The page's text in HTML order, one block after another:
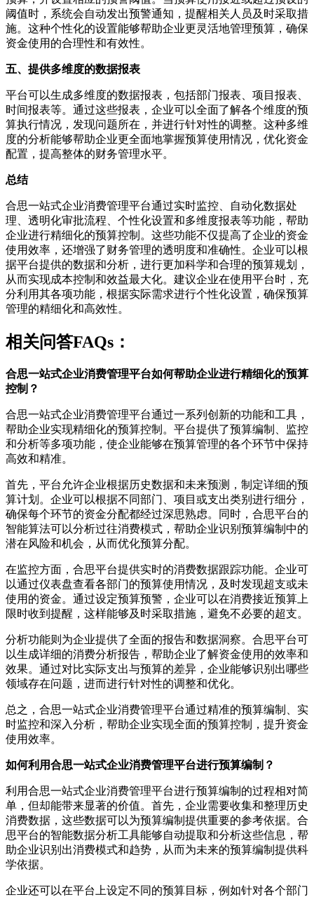
阈值时，系统会自动发出预警通知，提醒相关人员及时采取措
施。这种个性化的设置能够帮助企业更灵活地管理预算，确保
资金使用的合理性和有效性。
五、提供多维度的数据报表
平台可以生成多维度的数据报表，包括部门报表、项目报表、
时间报表等。通过这些报表，企业可以全面了解各个维度的预
算执行情况，发现问题所在，并进行针对性的调整。这种多维
度的分析能够帮助企业更全面地掌握预算使用情况，优化资金
配置，提高整体的财务管理水平。
总结
合思一站式企业消费管理平台通过实时监控、自动化数据处
理、透明化审批流程、个性化设置和多维度报表等功能，帮助
企业进行精细化的预算控制。这些功能不仅提高了企业的资金
使用效率，还增强了财务管理的透明度和准确性。企业可以根
据平台提供的数据和分析，进行更加科学和合理的预算规划，
从而实现成本控制和效益最大化。建议企业在使用平台时，充
分利用其各项功能，根据实际需求进行个性化设置，确保预算
管理的精细化和高效性。
相关问答FAQs：
合思一站式企业消费管理平台如何帮助企业进行精细化的预算
控制？
合思一站式企业消费管理平台通过一系列创新的功能和工具，
帮助企业实现精细化的预算控制。平台提供了预算编制、监控
和分析等多项功能，使企业能够在预算管理的各个环节中保持
高效和精准。
首先，平台允许企业根据历史数据和未来预测，制定详细的预
算计划。企业可以根据不同部门、项目或支出类别进行细分，
确保每个环节的资金分配都经过深思熟虑。同时，合思平台的
智能算法可以分析过往消费模式，帮助企业识别预算编制中的
潜在风险和机会，从而优化预算分配。
在监控方面，合思平台提供实时的消费数据跟踪功能。企业可
以通过仪表盘查看各部门的预算使用情况，及时发现超支或未
使用的资金。通过设定预算预警，企业可以在消费接近预算上
限时收到提醒，这样能够及时采取措施，避免不必要的超支。
分析功能则为企业提供了全面的报告和数据洞察。合思平台可
以生成详细的消费分析报告，帮助企业了解资金使用的效率和
效果。通过对比实际支出与预算的差异，企业能够识别出哪些
领域存在问题，进而进行针对性的调整和优化。
总之，合思一站式企业消费管理平台通过精准的预算编制、实
时监控和深入分析，帮助企业实现全面的预算控制，提升资金
使用效率。
如何利用合思一站式企业消费管理平台进行预算编制？
利用合思一站式企业消费管理平台进行预算编制的过程相对简
单，但却能带来显著的价值。首先，企业需要收集和整理历史
消费数据，这些数据可以为预算编制提供重要的参考依据。合
思平台的智能数据分析工具能够自动提取和分析这些信息，帮
助企业识别出消费模式和趋势，从而为未来的预算编制提供科
学依据。
企业还可以在平台上设定不同的预算目标，例如针对各个部门